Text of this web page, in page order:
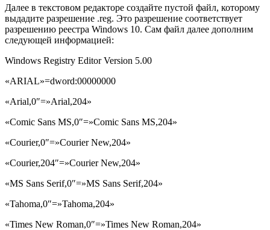
Далее в текстовом редакторе создайте пустой файл, которому
выдадите разрешение .reg. Это разрешение соответствует
разрешению реестра Windows 10. Сам файл далее дополним
следующей информацией:
Windows Registry Editor Version 5.00
«ARIAL»=dword:00000000
«Arial,0″=»Arial,204»
«Comic Sans MS,0″=»Comic Sans MS,204»
«Courier,0″=»Courier New,204»
«Courier,204″=»Courier New,204»
«MS Sans Serif,0″=»MS Sans Serif,204»
«Tahoma,0″=»Tahoma,204»
«Times New Roman,0″=»Times New Roman,204»